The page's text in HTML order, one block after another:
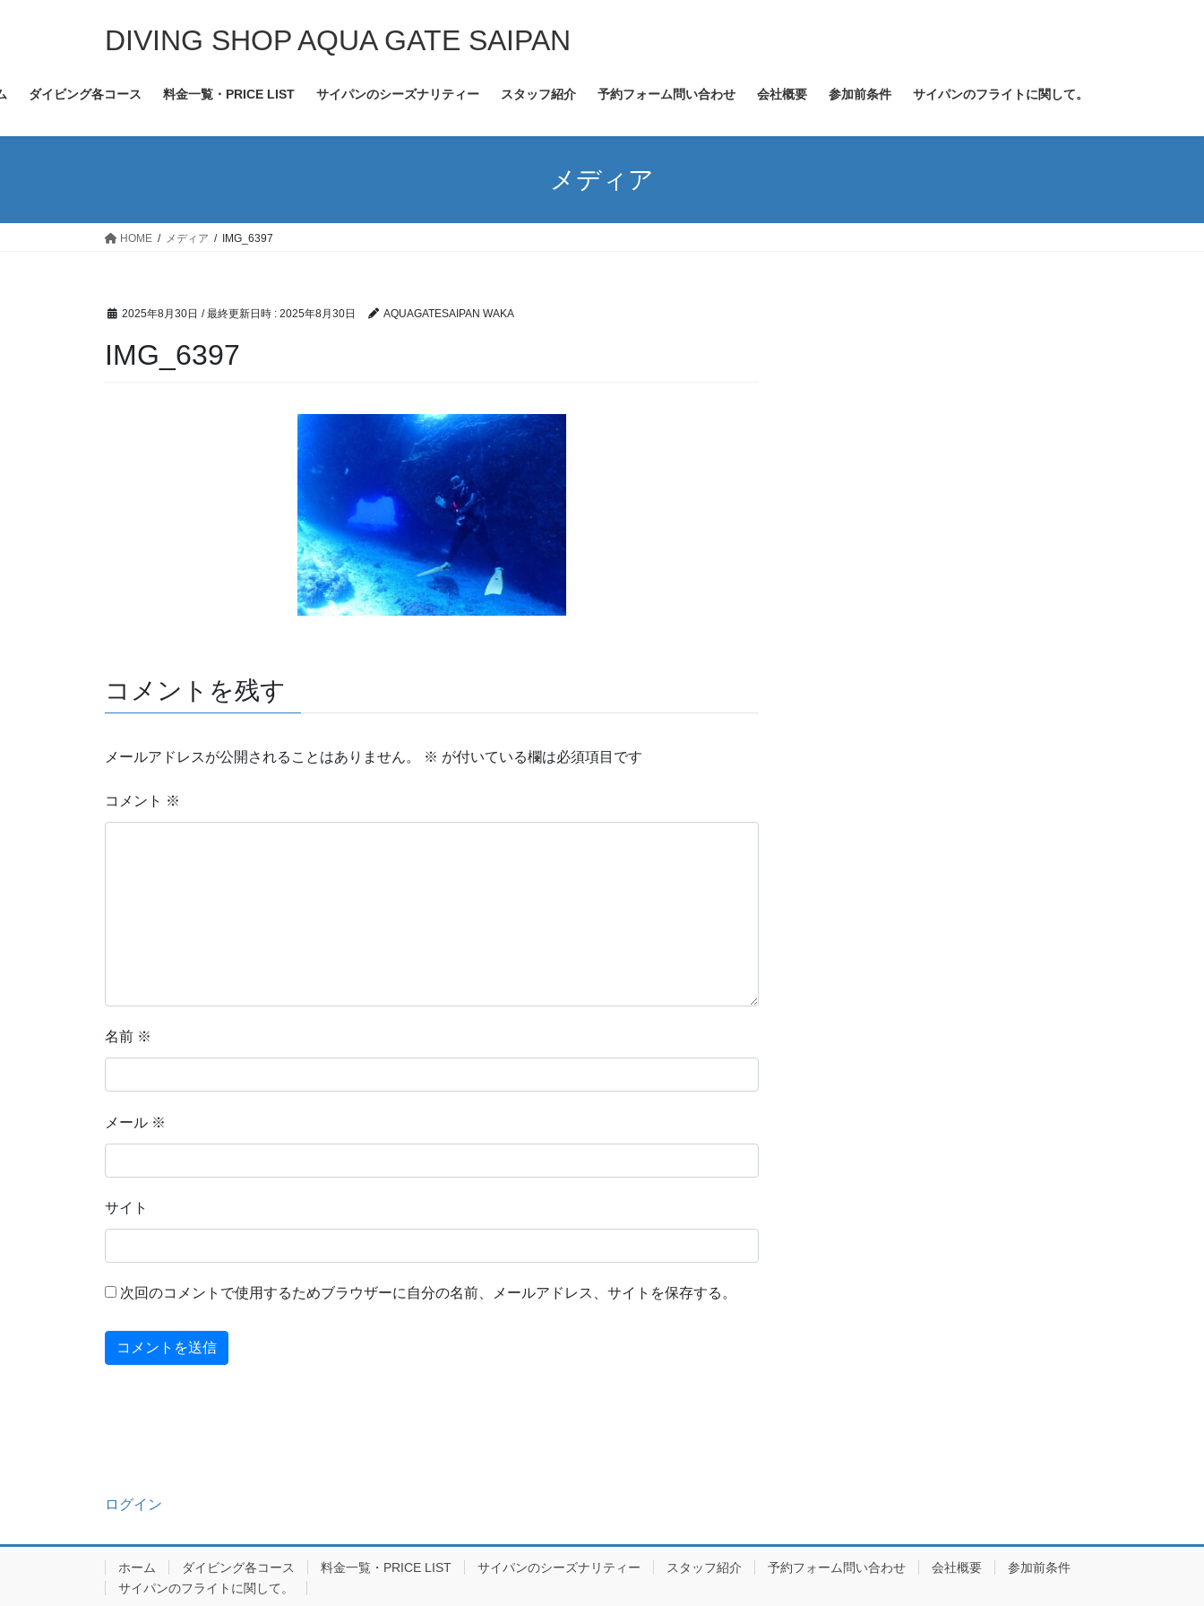
ツ
ス
シ
ン
DIVING SHOP AQUA GATE SAIPAN
ダイビング各コース 料金一覧・PRICE LIST サイパンのシーズナリティー スタッフ紹介 予約フォーム問い合わせ 会社概要 参加前条件 サイパンのフライトに関して。
メディア
HOME メディア IMG_6397
2025年8月30日 / 最終更新日時 : 2025年8月30日 AQUAGATESAIPAN WAKA
IMG_6397
コメントを残す
メールアドレスが公開されることはありません。 ※ が付いている欄は必須項目です
コメント ※
名前 ※
メール ※
サイト
次回のコメントで使用するためブラウザーに自分の名前、メールアドレス、サイトを保存する。
ログイン
ホーム ダイビング各コース 料金一覧・PRICE LIST サイパンのシーズナリティー スタッフ紹介 予約フォーム問い合わせ 会社概要
参加前条件
サイパンのフライトに関して。